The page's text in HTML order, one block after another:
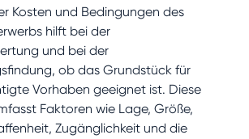
Kosten und Bedingungen des
hilft bei der
und bei der
ob das Grundstück für
Vorhaben geeignet ist. Diese
Faktoren wie Lage, Größe,
Zugänglichkeit und die